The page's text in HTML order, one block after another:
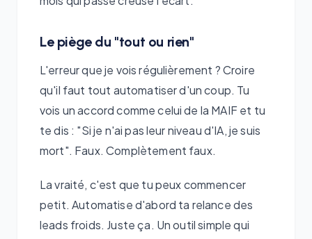
Le piège du "tout ou rien"
L'erreur que je vois régulièrement ? Croire
qu'il faut tout automatiser d'un coup. Tu
vois un accord comme celui de la MAIF et tu
te dis : "Si je n'ai pas leur niveau d'IA, je suis
mort". Faux. Complètement faux.
La vraité, c'est que tu peux commencer
petit. Automatise d'abord ta relance des
leads froids. Juste ça. Un outil simple qui